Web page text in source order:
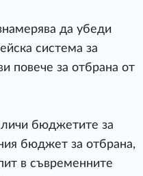
да убеди
система за
повече за отбрана от
бюджетите за
бюджет за отбрана,
в съвременните